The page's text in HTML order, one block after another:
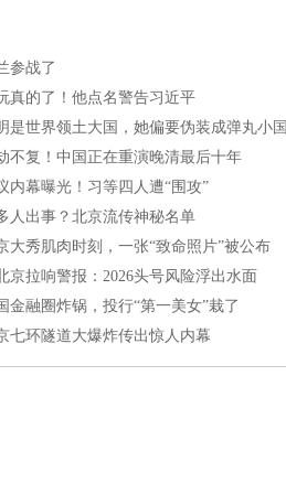
参战了
真的了！他点名警告习近平
是世界领土大国，她偏要伪装成弹丸小国
不复！中国正在重演晚清最后十年
内幕曝光！习等四人遭“围攻”
人出事？北京流传神秘名单
大秀肌肉时刻，一张“致命照片”被公布
京拉响警报：2026头号风险浮出水面
金融圈炸锅，投行“第一美女”栽了
七环隧道大爆炸传出惊人内幕